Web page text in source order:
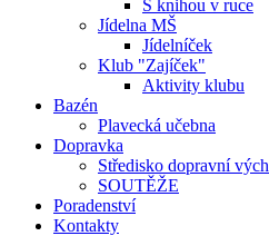
S knihou v ruce
Jídelna MŠ
Jídelníček
Klub "Zajíček"
Aktivity klubu
Bazén
Plavecká učebna
Dopravka
Středisko dopravní
SOUTĚŽE
Poradenství
Kontakty